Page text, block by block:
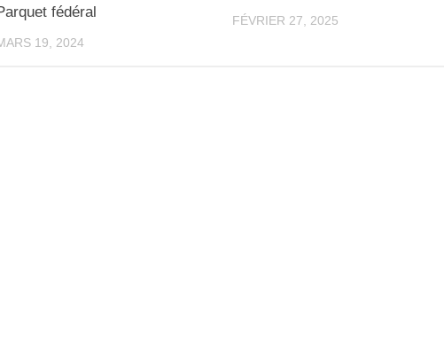
fédéral
19, 2024
FÉVRIER 27, 2025